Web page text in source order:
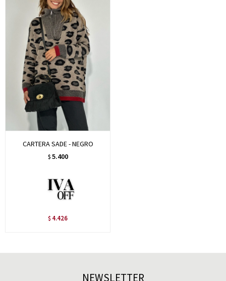
CARTERA SADE - NEGRO
$ 5.400
$ 4.426
NEWSLETTER